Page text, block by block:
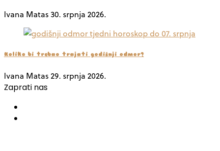
Ivana Matas30. srpnja 2026.
Koliko bi trebao trajati godišnji odmor?
Ivana Matas29. srpnja 2026.
Zaprati nas